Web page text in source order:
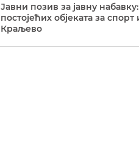
Јавни позив за јавну
постојећих објеката за
Краљево